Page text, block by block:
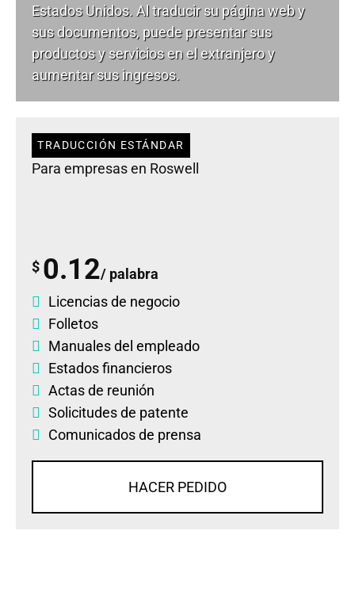
Estados Unidos. Al traducir su página web y
sus documentos, puede presentar sus
productos y servicios en el extranjero y
aumentar sus ingresos.
TRADUCCIÓN ESTÁNDAR
Para empresas en Roswell
$ 0.12/ palabra
Licencias de negocio
Folletos
Manuales del empleado
Estados financieros
Actas de reunión
Solicitudes de patente
Comunicados de prensa
HACER PEDIDO